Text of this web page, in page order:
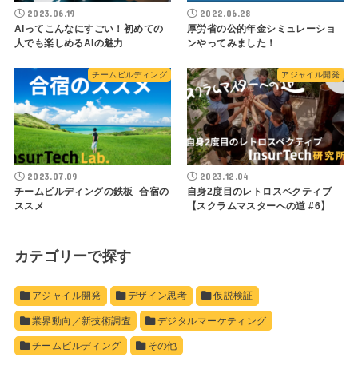
2023.06.19
AIってこんなにすごい！初めての
人でも楽しめるAIの魅力
2022.06.28
厚労省の公的年金シミュレーショ
ンやってみました！
チームビルディング
2023.07.09
チームビルディングの鉄板_合宿の
ススメ
アジャイル開発
2023.12.04
自身2度目のレトロスペクティブ
【スクラムマスターへの道 #6】
カテゴリーで探す
アジャイル開発 デザイン思考 仮説検証
業界動向／新技術調査 デジタルマーケティング
チームビルディング その他